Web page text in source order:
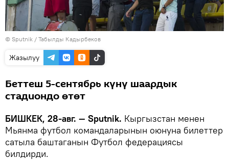
© Sputnik / Табылды Кадырбеков
Жазылуу
Беттеш 5-сентябрь күнү шаардык
стадиондо өтөт
БИШКЕК, 28-авг. — Sputnik. Кыргызстан менен
Мьянма футбол командаларынын оюнуна билеттер
сатыла баштаганын Футбол федерациясы
билдирди.